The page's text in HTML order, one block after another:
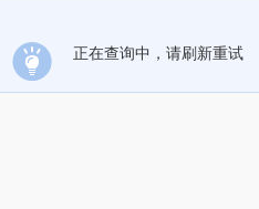
正在查询中，请刷新重试